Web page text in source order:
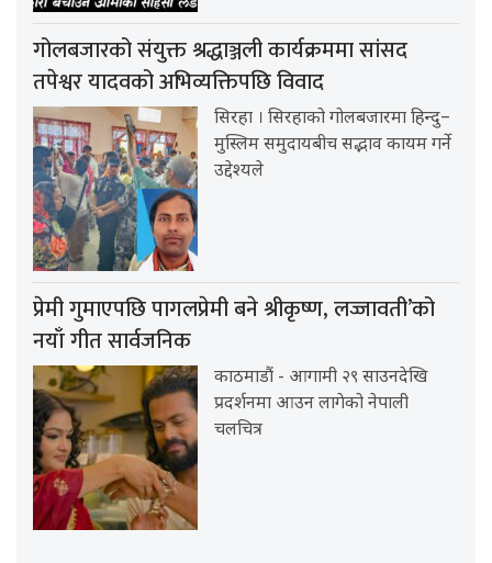
गोलबजारको संयुक्त श्रद्धाञ्जली कार्यक्रममा सांसद
तपेश्वर यादवको अभिव्यक्तिपछि विवाद
सिरहा । सिरहाको गोलबजारमा हिन्दु–
मुस्लिम समुदायबीच सद्भाव कायम गर्ने
उद्देश्यले
प्रेमी गुमाएपछि पागलप्रेमी बने श्रीकृष्ण, लज्जावती’को
नयाँ गीत सार्वजनिक
काठमाडौं - आगामी २९ साउनदेखि
प्रदर्शनमा आउन लागेको नेपाली
चलचित्र